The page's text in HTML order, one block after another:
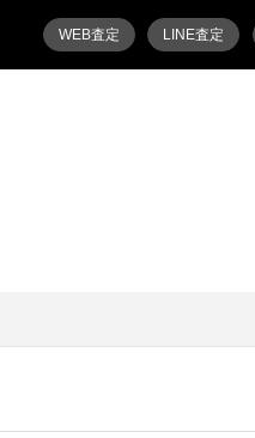
WEB査定 LINE査定